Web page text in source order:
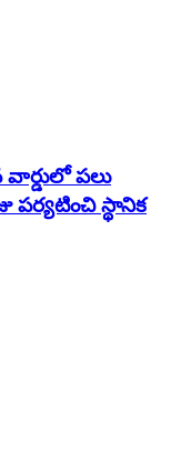
పలు
పర్యటించి స్థానిక